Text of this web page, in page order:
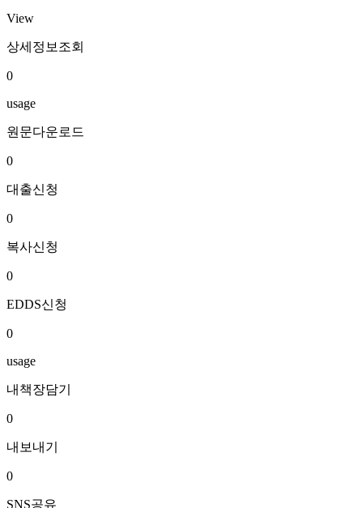
View
상세정보조회
0
usage
원문다운로드
0
대출신청
0
복사신청
0
EDDS신청
0
usage
내책장담기
0
내보내기
0
SNS공유